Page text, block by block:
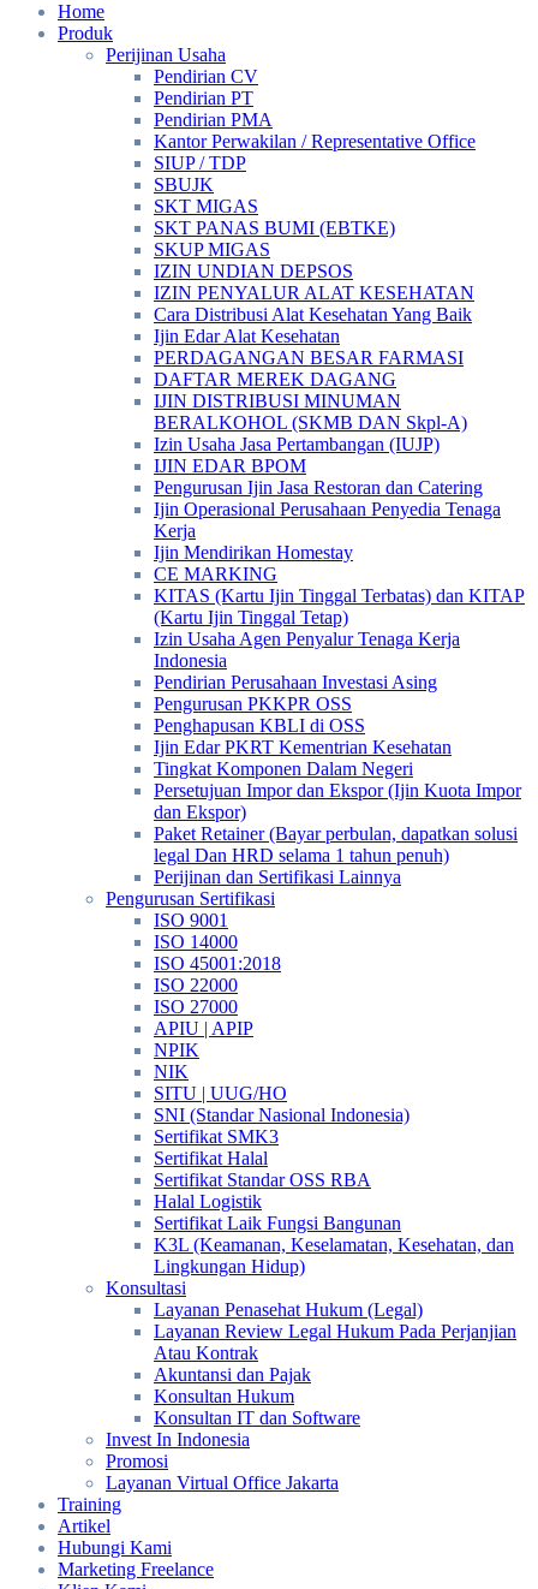
Home
Produk
Perijinan Usaha
Pendirian CV
Pendirian PT
Pendirian PMA
Kantor Perwakilan / Representative Office
SIUP / TDP
SBUJK
SKT MIGAS
SKT PANAS BUMI (EBTKE)
SKUP MIGAS
IZIN UNDIAN DEPSOS
IZIN PENYALUR ALAT KESEHATAN
Cara Distribusi Alat Kesehatan Yang Baik
Ijin Edar Alat Kesehatan
PERDAGANGAN BESAR FARMASI
DAFTAR MEREK DAGANG
IJIN DISTRIBUSI MINUMAN
BERALKOHOL (SKMB DAN Skpl-A)
Izin Usaha Jasa Pertambangan (IUJP)
IJIN EDAR BPOM
Pengurusan Ijin Jasa Restoran dan Catering
Ijin Operasional Perusahaan Penyedia Tenaga
Kerja
Ijin Mendirikan Homestay
CE MARKING
KITAS (Kartu Ijin Tinggal Terbatas) dan KITAP
(Kartu Ijin Tinggal Tetap)
Izin Usaha Agen Penyalur Tenaga Kerja
Indonesia
Pendirian Perusahaan Investasi Asing
Pengurusan PKKPR OSS
Penghapusan KBLI di OSS
Ijin Edar PKRT Kementrian Kesehatan
Tingkat Komponen Dalam Negeri
Persetujuan Impor dan Ekspor (Ijin Kuota Impor
dan Ekspor)
Paket Retainer (Bayar perbulan, dapatkan solusi
legal Dan HRD selama 1 tahun penuh)
Perijinan dan Sertifikasi Lainnya
Pengurusan Sertifikasi
ISO 9001
ISO 14000
ISO 45001:2018
ISO 22000
ISO 27000
APIU | APIP
NPIK
NIK
SITU | UUG/HO
SNI (Standar Nasional Indonesia)
Sertifikat SMK3
Sertifikat Halal
Sertifikat Standar OSS RBA
Halal Logistik
Sertifikat Laik Fungsi Bangunan
K3L (Keamanan, Keselamatan, Kesehatan, dan
Lingkungan Hidup)
Konsultasi
Layanan Penasehat Hukum (Legal)
Layanan Review Legal Hukum Pada Perjanjian
Atau Kontrak
Akuntansi dan Pajak
Konsultan Hukum
Konsultan IT dan Software
Invest In Indonesia
Promosi
Layanan Virtual Office Jakarta
Training
Artikel
Hubungi Kami
Marketing Freelance